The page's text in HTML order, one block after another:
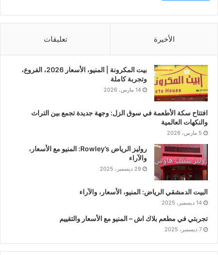
الأخيرة تعليقات
بيت المكرونة | المنيو، الأسعار 2026، الفروع،
وتجربة كاملة
14 مارس، 2026
افتتاح سكة الأطعمة في سوق الزل: وجهة جديدة تجمع بين التراث
والنكهات العالمية
5 مارس، 2026
روليز الرياض Rowley’s: المنيو مع الأسعار،
والآراء
29 ديسمبر، 2025
البيت الدمشقي الرياض: المنيو، الأسعار، والآراء
14 ديسمبر، 2025
تجربتي في مطعم بلاك اش – المنيو مع الأسعار والتقييم
7 ديسمبر، 2025